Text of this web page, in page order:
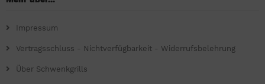
Impressum
Vertragsschluss - Nichtverfügbarkeit - Widerrufsbelehrung
Über Schwenkgrills